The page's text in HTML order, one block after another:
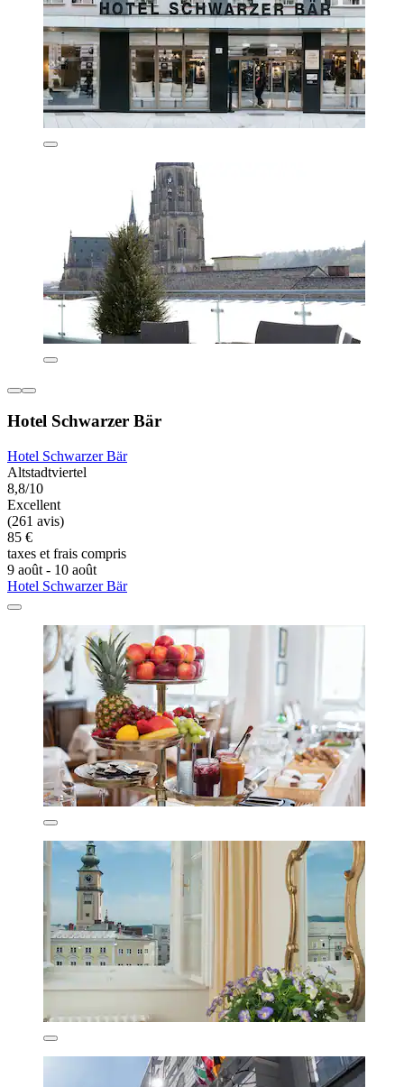
Hotel Schwarzer Bär
Hotel Schwarzer Bär
Altstadtviertel
8,8/10
Excellent
(261 avis)
85 €
taxes et frais compris
9 août - 10 août
Hotel Schwarzer Bär